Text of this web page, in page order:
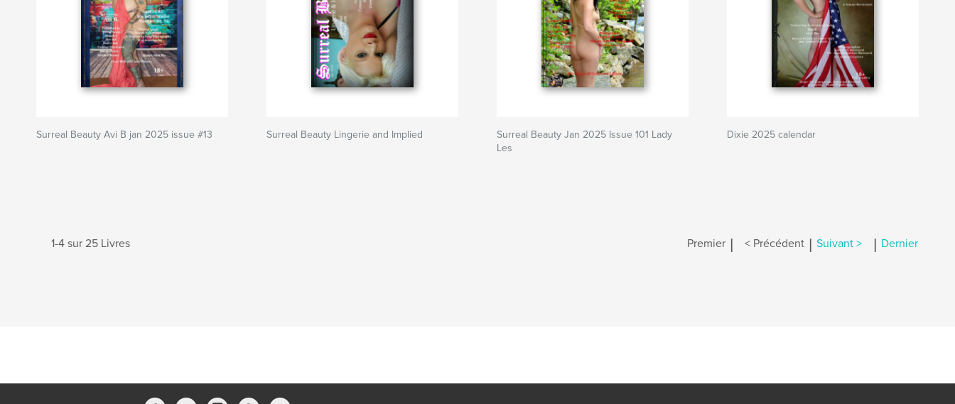
Surreal Beauty Avi B jan 2025 issue #13 Surreal Beauty Lingerie and Implied
Surreal Beauty Jan 2025 Issue 101 Lady
Les
Dixie 2025 calendar
1-4 sur 25 Livres Premier | < Précédent | Suivant > | Dernier